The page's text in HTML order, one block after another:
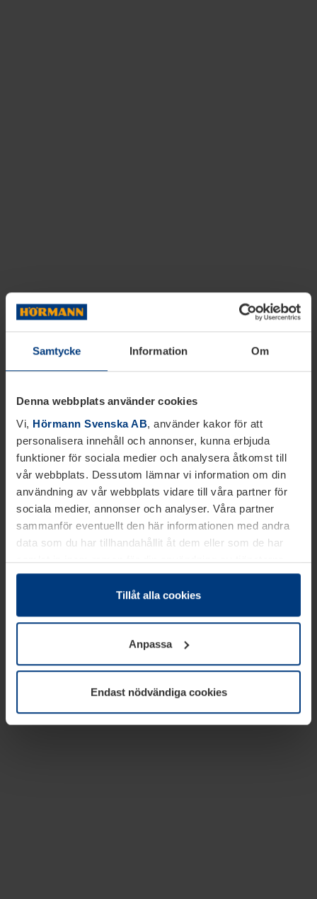
Samtycke Information Om
Denna webbplats använder cookies
Vi, Hörmann Svenska AB, använder kakor för att
personalisera innehåll och annonser, kunna erbjuda
funktioner för sociala medier och analysera åtkomst till
vår webbplats. Dessutom lämnar vi information om din
användning av vår webbplats vidare till våra partner för
sociala medier, annonser och analyser. Våra partner
sammanför eventuellt den här informationen med andra
data som du har tillhandahållit åt dem eller som de har
samlat in inom ramen för din användning av tjänsterna.
Juridiskt kan vi lagra kakor på din enhet, om de är
absolut nödvändiga för driften av den här webbplatsen.
godkännande kan du när som helst ändra eller återkalla i
informationen om kakor underDataskyddsförklaring
vår webbplats.
Tillåt alla cookies
Anpassa
Endast nödvändiga cookies